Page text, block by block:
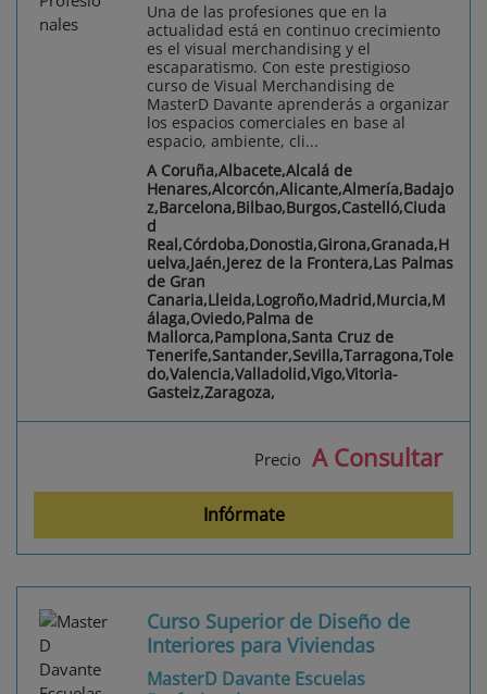
Una de las profesiones que en la
actualidad está en continuo crecimiento
es el visual merchandising y el
escaparatismo. Con este prestigioso
curso de Visual Merchandising de
MasterD Davante aprenderás a organizar
los espacios comerciales en base al
espacio, ambiente, cli...
A Coruña,Albacete,Alcalá de
Henares,Alcorcón,Alicante,Almería,Badajo
z,Barcelona,Bilbao,Burgos,Castelló,Ciuda
d
Real,Córdoba,Donostia,Girona,Granada,H
uelva,Jaén,Jerez de la Frontera,Las Palmas
de Gran
Canaria,Lleida,Logroño,Madrid,Murcia,M
álaga,Oviedo,Palma de
Mallorca,Pamplona,Santa Cruz de
Tenerife,Santander,Sevilla,Tarragona,Tole
do,Valencia,Valladolid,Vigo,Vitoria-
Gasteiz,Zaragoza,
Precio A Consultar
Infórmate
Curso Superior de Diseño de
Interiores para Viviendas
MasterD Davante Escuelas